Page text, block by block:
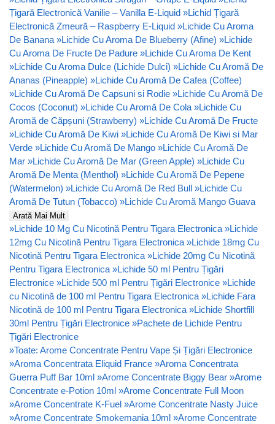
Țigară Electronică Vanilie – Vanilla E-Liquid »Lichid Țigară
Electronică Zmeură – Raspberry E-Liquid »Lichide Cu Aroma
De Banana »Lichide Cu Aroma De Blueberry (Afine) »Lichide
Cu Aroma De Fructe De Padure »Lichide Cu Aroma De Kent
»Lichide Cu Aroma Dulce (Lichide Dulci) »Lichide Cu Aromă De
Ananas (Pineapple) »Lichide Cu Aromă De Cafea (Coffee)
»Lichide Cu Aromă De Capsuni si Rodie »Lichide Cu Aromă De
Cocos (Coconut) »Lichide Cu Aromă De Cola »Lichide Cu
Aromă de Căpșuni (Strawberry) »Lichide Cu Aromă De Fructe
»Lichide Cu Aromă De Kiwi »Lichide Cu Aromă De Kiwi si Mar
Verde »Lichide Cu Aromă De Mango »Lichide Cu Aromă De
Mar »Lichide Cu Aromă De Mar (Green Apple) »Lichide Cu
Aromă De Menta (Menthol) »Lichide Cu Aromă De Pepene
(Watermelon) »Lichide Cu Aromă De Red Bull »Lichide Cu
Aromă De Tutun (Tobacco) »Lichide Cu Aromă Mango Guava
Arată Mai Mult
»Lichide 10 Mg Cu Nicotină Pentru Tigara Electronica »Lichide
12mg Cu Nicotină Pentru Tigara Electronica »Lichide 18mg Cu
Nicotină Pentru Tigara Electronica »Lichide 20mg Cu Nicotină
Pentru Tigara Electronica »Lichide 50 ml Pentru Țigări
Electronice »Lichide 500 ml Pentru Țigări Electronice »Lichide
cu Nicotină de 100 ml Pentru Tigara Electronica »Lichide Fara
Nicotină de 100 ml Pentru Tigara Electronica »Lichide Shortfill
30ml Pentru Țigări Electronice »Pachete de Lichide Pentru
Țigări Electronice
»Toate: Arome Concentrate Pentru Vape Și Țigări Electronice
»Aroma Concentrata Eliquid France »Aroma Concentrata
Guerra Puff Bar 10ml »Arome Concentrate Biggy Bear »Arome
Concentrate e-Potion 10ml »Arome Concentrate Full Moon
»Arome Concentrate K-Fuel »Arome Concentrate Nasty Juice
»Arome Concentrate Smokemania 10ml »Arome Concentrate